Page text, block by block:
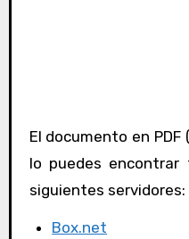
El documento en PDF
lo puedes
siguientes servidores:
Box.net